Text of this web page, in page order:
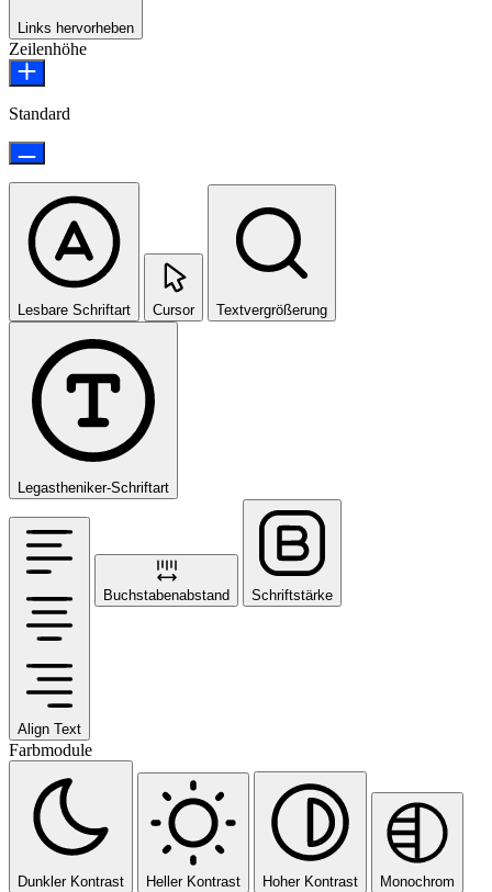
Links hervorheben
Zeilenhöhe
Standard
Lesbare Schriftart Cursor Textvergrößerung
Legastheniker-Schriftart
Align Text
Buchstabenabstand Schriftstärke
Farbmodule
Dunkler Kontrast Heller Kontrast Hoher Kontrast Monochrom